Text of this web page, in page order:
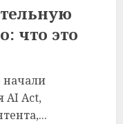
что это
начали
AI Act,